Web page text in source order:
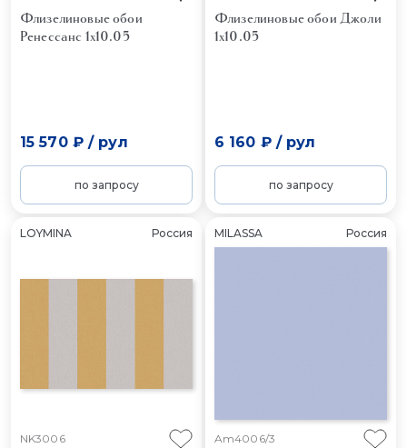
Флизелиновые обои
Ренессанс 1x10.05
15 570 ₽/ рул
по запросу
Флизелиновые обои Джоли
1x10.05
6 160 ₽/ рул
по запросу
LOYMINA Россия
NK3006
MILASSA Россия
Am4006/3